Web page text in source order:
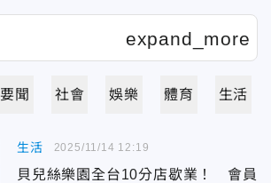
要聞 社會 娛樂 體育 生活
生活
貝兒絲樂園全台10分店歇業！ 會員
2025/11/14 12:19